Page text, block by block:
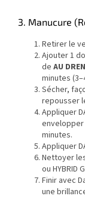
3. Manucure
Retirer le
Ajouter 1
de AU
minutes
Sécher,
repousser
Appliquer
envelopper
minutes.
Appliquer
Nettoyer
ou HYBRID
Finir avec
une